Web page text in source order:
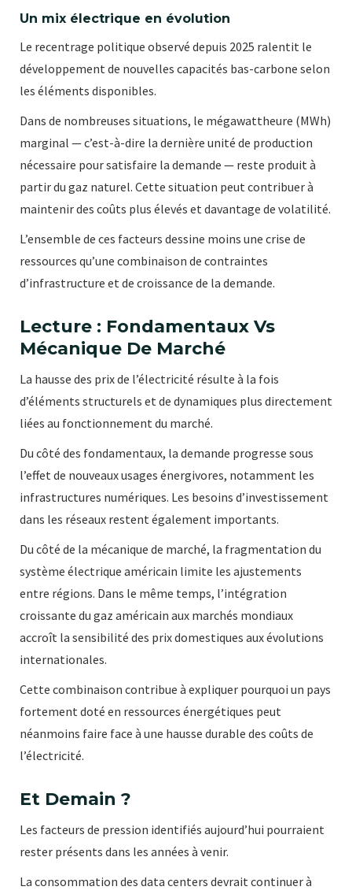
Un mix électrique en évolution
Le recentrage politique observé depuis 2025 ralentit le
développement de nouvelles capacités bas-carbone selon
les éléments disponibles.
Dans de nombreuses situations, le mégawattheure (MWh)
marginal — c’est-à-dire la dernière unité de production
nécessaire pour satisfaire la demande — reste produit à
partir du gaz naturel. Cette situation peut contribuer à
maintenir des coûts plus élevés et davantage de volatilité.
L’ensemble de ces facteurs dessine moins une crise de
ressources qu’une combinaison de contraintes
d’infrastructure et de croissance de la demande.
Lecture : Fondamentaux Vs
Mécanique De Marché
La hausse des prix de l’électricité résulte à la fois
d’éléments structurels et de dynamiques plus directement
liées au fonctionnement du marché.
Du côté des fondamentaux, la demande progresse sous
l’effet de nouveaux usages énergivores, notamment les
infrastructures numériques. Les besoins d’investissement
dans les réseaux restent également importants.
Du côté de la mécanique de marché, la fragmentation du
système électrique américain limite les ajustements
entre régions. Dans le même temps, l’intégration
croissante du gaz américain aux marchés mondiaux
accroît la sensibilité des prix domestiques aux évolutions
internationales.
Cette combinaison contribue à expliquer pourquoi un pays
fortement doté en ressources énergétiques peut
néanmoins faire face à une hausse durable des coûts de
l’électricité.
Et Demain ?
Les facteurs de pression identifiés aujourd’hui pourraient
rester présents dans les années à venir.
La consommation des data centers devrait continuer à